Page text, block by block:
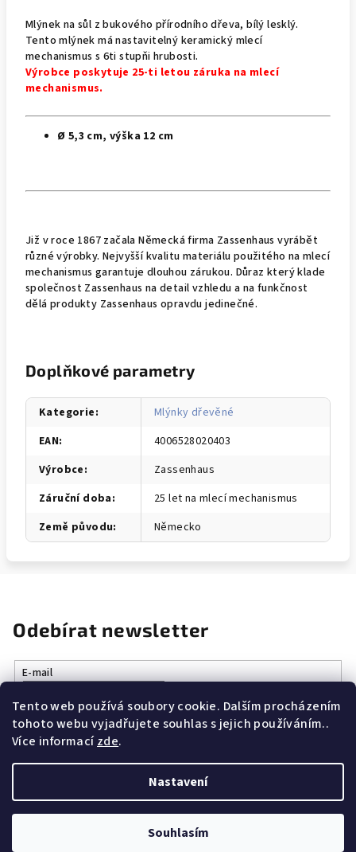
Tento web používá soubory cookie. Dalším procházením
tohoto webu vyjadřujete souhlas s jejich používáním..
Více informacízde.
Nastavení
Souhlasím
Mlýnek na sůl z bukového přírodního dřeva, bílý lesklý.
Tento mlýnek má nastavitelný keramický mlecí
mechanismus s 6ti stupňi hrubosti.
Výrobce poskytuje 25-ti letou záruka na mlecí
mechanismus.
Ø 5,3 cm, výška 12 cm
Již v roce 1867 začala Německá firma Zassenhaus vyrábět
různé výrobky. Nejvyšší kvalitu materiálu použitého na mlecí
mechanismus garantuje dlouhou zárukou. Důraz který klade
společnost Zassenhaus na detail vzhledu a na funkčnost
dělá produkty Zassenhaus opravdu jedinečné.
Doplňkové parametry
Kategorie:
Mlýnky dřevěné
EAN:
4006528020403
Výrobce:
Zassenhaus
Záruční doba:
25 let na mlecí mechanismus
Země původu: Německo
Odebírat newsletter
E-mail
Vložením e-mailu souhlasíte spodmínkami ochrany osobních
údajů